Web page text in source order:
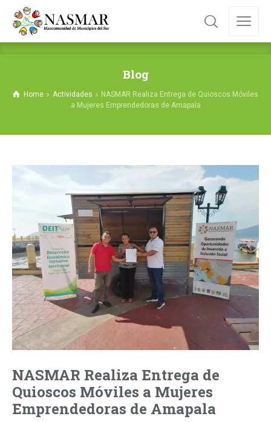
Blog
Home Actividades
NASMAR Realiza Entrega de Quioscos Móviles
a Mujeres Emprendedoras de Amapala
NASMAR Realiza Entrega de
Quioscos Móviles a Mujeres
Emprendedoras de Amapala